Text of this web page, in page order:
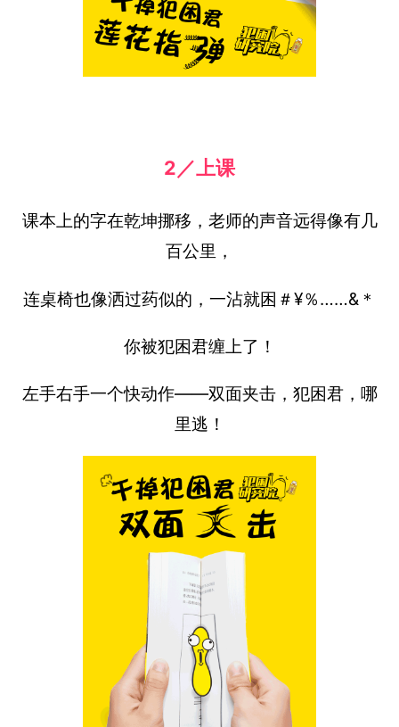
2／上课
课本上的字在乾坤挪移，老师的声音远得像有几
百公里，
连桌椅也像洒过药似的，一沾就困＃¥％……&＊
你被犯困君缠上了！
左手右手一个快动作——双面夹击，犯困君，哪
里逃！